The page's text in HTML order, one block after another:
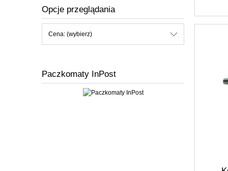
Opcje przeglądania
Cena: (wybierz)
Paczkomaty InPost